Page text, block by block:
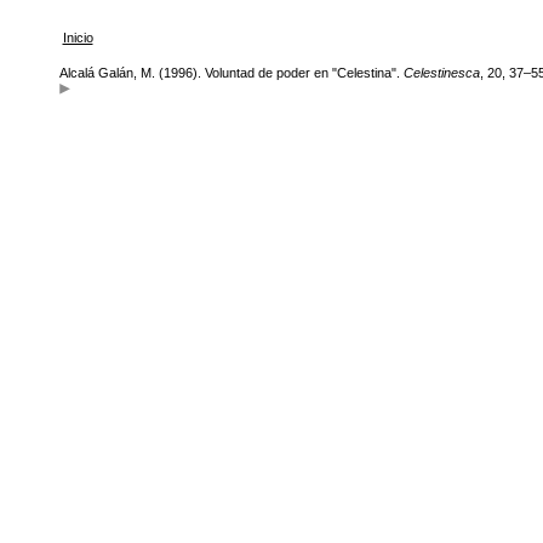
Inicio
Alcalá Galán, M. (1996). Voluntad de poder en "Celestina". Celestinesca, 20,